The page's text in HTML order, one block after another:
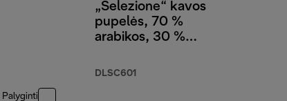
Palyginti
„Selezione“ kavos
pupelės, 70 %
arabikos, 30 %
DLSC601